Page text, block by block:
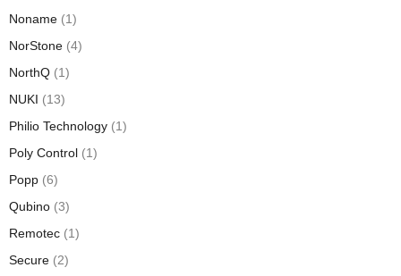
Noname (1)
NorStone (4)
NorthQ (1)
NUKI (13)
Philio Technology (1)
Poly Control (1)
Popp (6)
Qubino (3)
Remotec (1)
Secure (2)